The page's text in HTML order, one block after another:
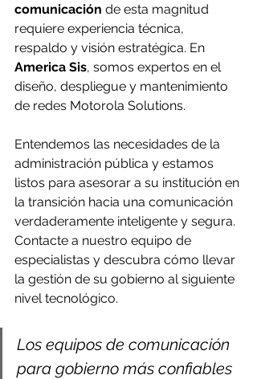
comunicación de esta magnitud
requiere experiencia técnica,
respaldo y visión estratégica. En
America Sis, somos expertos en el
diseño, despliegue y mantenimiento
de redes Motorola Solutions.
Entendemos las necesidades de la
administración pública y estamos
listos para asesorar a su institución en
la transición hacia una comunicación
verdaderamente inteligente y segura.
Contacte a nuestro equipo de
especialistas y descubra cómo llevar
la gestión de su gobierno al siguiente
nivel tecnológico.
Los equipos de comunicación
para gobierno más confiables